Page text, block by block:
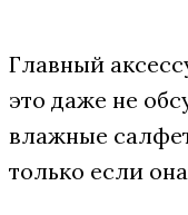
Главный
это даже не
влажные
только если